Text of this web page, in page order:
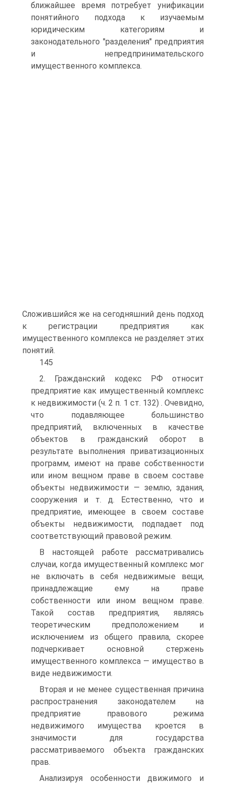
ближайшее время потребует унификации
понятийного подхода к изучаемым
юридическим категориям и
законодательного "разделения" предприятия
и непредпринимательского
имущественного комплекса.
Сложившийся же на сегодняшний день подход
к регистрации предприятия как
имущественного комплекса не разделяет этих
понятий.
145
2. Гражданский кодекс РФ относит
предприятие как имущественный комплекс
к недвижимости (ч. 2 п. 1 ст. 132) . Очевидно,
что подавляющее большинство
предприятий, включенных в качестве
объектов в гражданский оборот в
результате выполнения приватизационных
программ, имеют на праве собственности
или ином вещном праве в своем составе
объекты недвижимости — землю, здания,
сооружения и т. д. Естественно, что и
предприятие, имеющее в своем составе
объекты недвижимости, подпадает под
соответствующий правовой режим.
В настоящей работе рассматривались
случаи, когда имущественный комплекс мог
не включать в себя недвижимые вещи,
принадлежащие ему на праве
собственности или ином вещном праве.
Такой состав предприятия, являясь
теоретическим предположением и
исключением из общего правила, скорее
подчеркивает основной стержень
имущественного комплекса — имущество в
виде недвижимости.
Вторая и не менее существенная причина
распространения законодателем на
предприятие правового режима
недвижимого имущества кроется в
значимости для государства
рассматриваемого объекта гражданских
прав.
Анализируя особенности движимого и